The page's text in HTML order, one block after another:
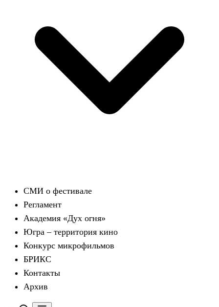
СМИ о фестивале
Регламент
Академия «Дух огня»
Югра – территория кино
Конкурс микрофильмов
БРИКС
Контакты
Архив